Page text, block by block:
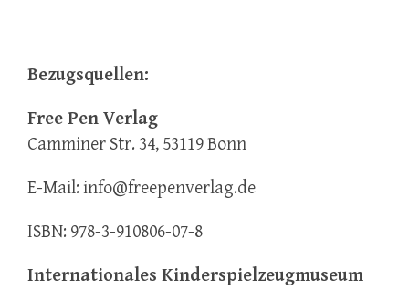
Bezugsquellen:
Free Pen Verlag
Camminer Str. 34, 53119 Bonn
E-Mail: info@freepenverlag.de
ISBN: 978-3-910806-07-8
Internationales Kinderspielzeugmuseum